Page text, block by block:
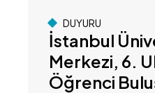
DUYURU
İstanbul
Merkezi, 6.
Öğrenci